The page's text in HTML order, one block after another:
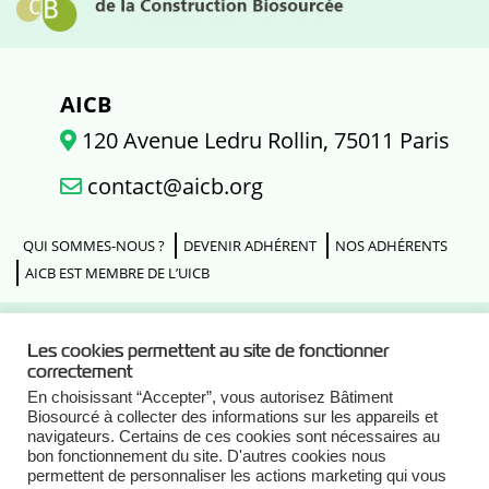
AICB
120 Avenue Ledru Rollin, 75011 Paris
contact@aicb.org
QUI SOMMES-NOUS ? DEVENIR ADHÉRENT
NOS ADHÉRENTS
AICB EST MEMBRE DE L’UICB
Agenda
Les cookies permettent au site de fonctionner
correctement
En choisissant “Accepter”, vous autorisez Bâtiment
Biosourcé à collecter des informations sur les appareils et
navigateurs. Certains de ces cookies sont nécessaires au
bon fonctionnement du site. D'autres cookies nous
permettent de personnaliser les actions marketing qui vous